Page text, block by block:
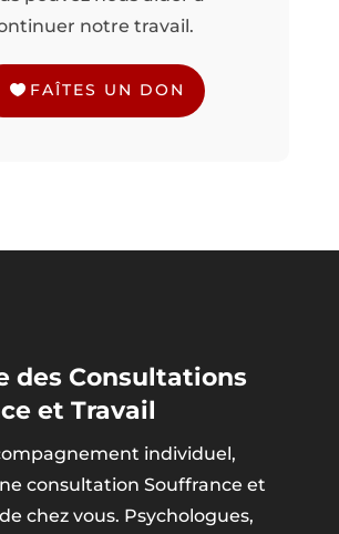
notre travail.
FAÎTES UN DON
des Consultations
et Travail
individuel,
consultation Souffrance et
chez vous. Psychologues,